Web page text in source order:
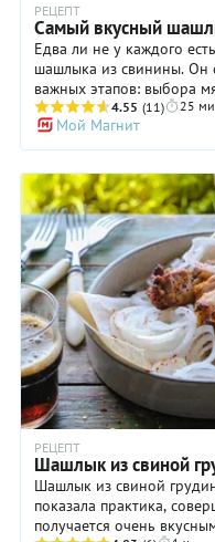
РЕЦЕПТ
Самый вкусный
Едва ли не у каждого
шашлыка из свинины. Он
важных этапов: выбора
кефира или
пряными травами, с
а иногда и подбора
давать вам советы, но
просто приготовить
точнее из шеи. Так,
ароматным. Много
а маринад на основе
вкусом. Попробуйте и
впечатлениями.
4.55 (11) 25
Мой Магнит
РЕЦЕПТ
Шашлык из свиной
Шашлык из свиной
показала практика,
получается очень